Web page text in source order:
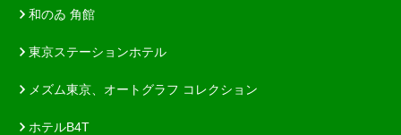
和のゐ 角館
東京ステーションホテル
メズム東京、オートグラフ コレクション
ホテルB4T